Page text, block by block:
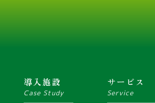
導入施設
Case Study
サービス
Service